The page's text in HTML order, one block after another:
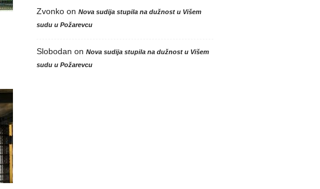
Zvonkoon Nova sudija stupila na dužnost u Višem
sudu u Požarevcu
Slobodan on Nova sudija stupila na dužnost u Višem
sudu u Požarevcu